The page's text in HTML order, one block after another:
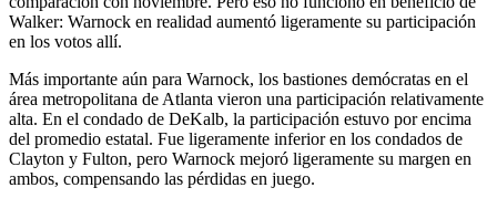
Walker: Warnock en realidad aumentó ligeramente su participación
en los votos allí.
Más importante aún para Warnock, los bastiones demócratas en el
área metropolitana de Atlanta vieron una participación relativamente
alta. En el condado de DeKalb, la participación estuvo por encima
del promedio estatal. Fue ligeramente inferior en los condados de
Clayton y Fulton, pero Warnock mejoró ligeramente su margen en
ambos, compensando las pérdidas en juego.